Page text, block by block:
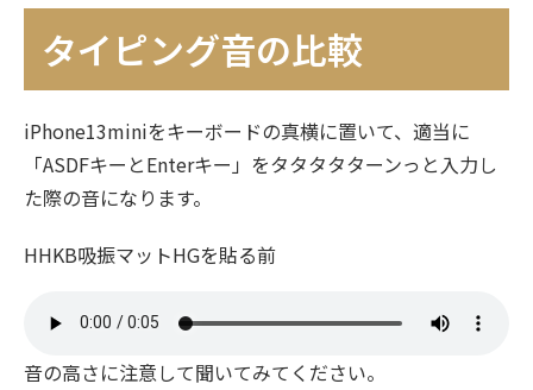
タイピング音の比較
iPhone13miniをキーボードの真横に置いて、適当に
「ASDFキーとEnterキー」をタタタタターンっと入力し
た際の音になります。
HHKB吸振マットHGを貼る前
音の高さに注意して聞いてみてください。